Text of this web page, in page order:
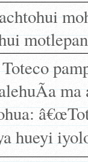
hueyi